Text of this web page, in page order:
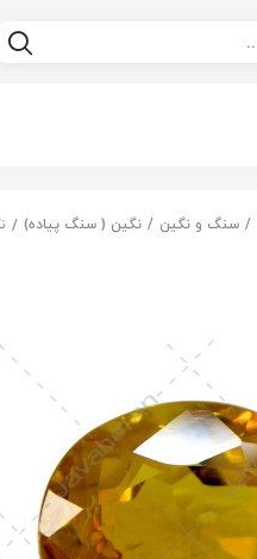
سنگ و نگین نگین ( سنگ پیاده)